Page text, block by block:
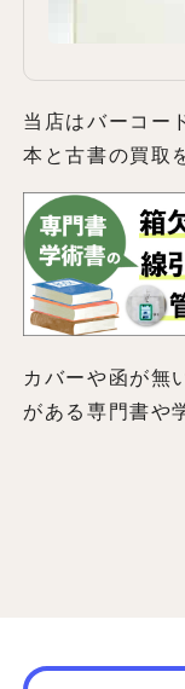
当店はバーコー
本と古書の買取
カバーや函が無
がある専門書や